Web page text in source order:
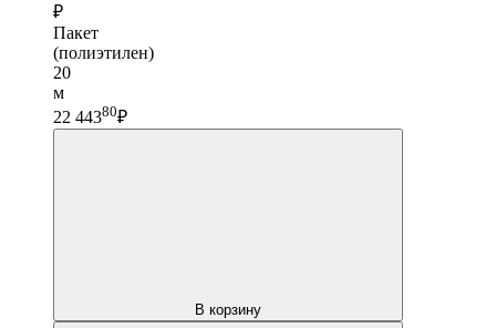
₽
Пакет
(полиэтилен)
20
м
22 44380₽
В корзину